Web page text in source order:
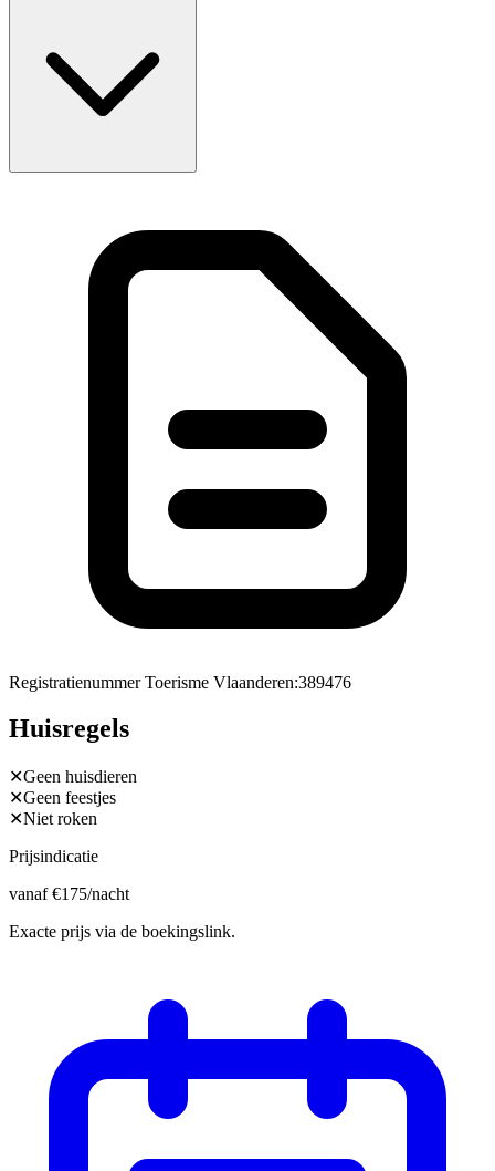
Registratienummer Toerisme Vlaanderen:389476
Huisregels
✕Geen huisdieren
✕Geen feestjes
✕Niet roken
Prijsindicatie
vanaf€175/nacht
Exacte prijs via de boekingslink.